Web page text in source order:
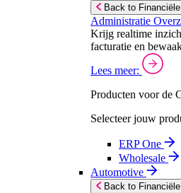
Back to
Administratie
Krijg realtime
facturatie en
Lees meer:
Producten voor de
Selecteer jouw
ERP One
Wholesale
Automotive
Back to